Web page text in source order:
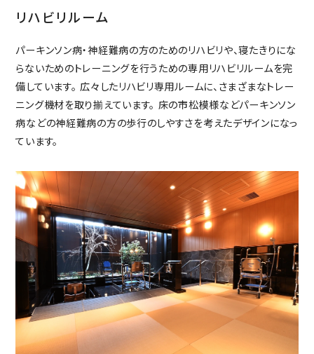
リハビリルーム
パーキンソン病・神経難病の方のためのリハビリや、寝たきりにな
らないためのトレーニングを行うための専用リハビリルームを完
備しています。 広々したリハビリ専用ルームに、さまざまなトレー
ニング機材を取り揃えています。 床の市松模様などパーキンソン
病などの神経難病の方の歩行のしやすさを考えたデザインになっ
ています。